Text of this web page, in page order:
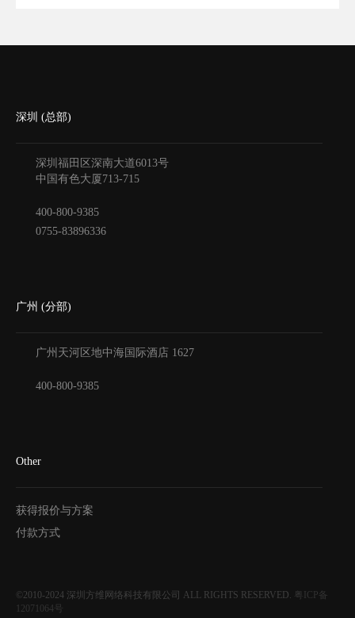
深圳 (总部)
深圳福田区深南大道6013号
中国有色大厦713-715
400-800-9385
0755-83896336
广州 (分部)
广州天河区地中海国际酒店 1627
400-800-9385
Other
获得报价与方案
付款方式
©2010-2024 深圳方维网络科技有限公司 ALL RIGHTS RESERVED.
粤ICP备
12071064号